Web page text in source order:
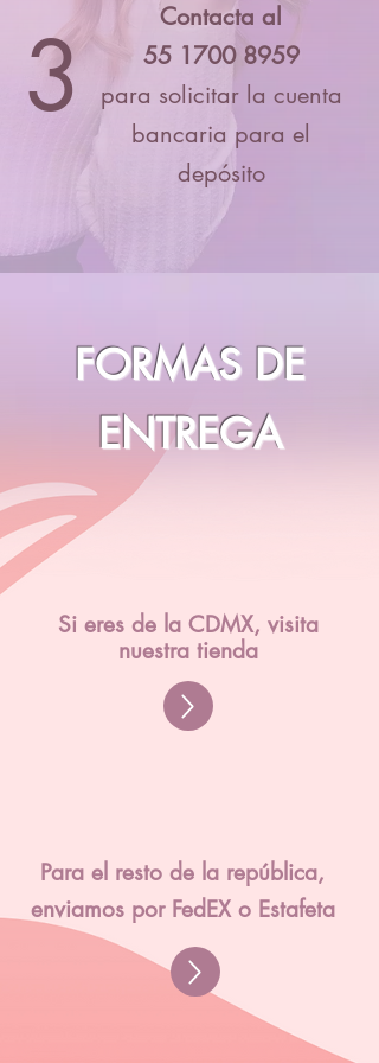
3
Contacta al
55 1700 8959
para solicitar la cuenta
bancaria para el
depósito
FORMAS DE
ENTREGA
Si eres de la CDMX, visita
nuestra tienda
Para el resto de la república,
enviamos por FedEX o Estafeta